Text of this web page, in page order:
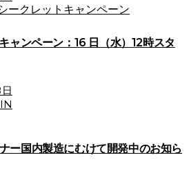
ャンペーン：16 日（水）12時スタ
ー国内製造にむけて開発中のお知ら